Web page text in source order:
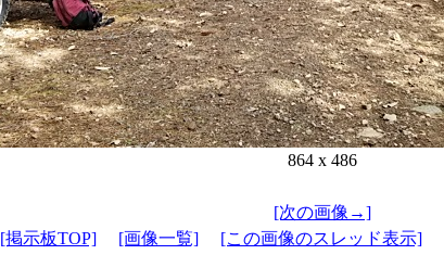
864 x 486
[次の画像→]
[掲示板TOP]
[画像一覧] [この画像のスレッド表示]